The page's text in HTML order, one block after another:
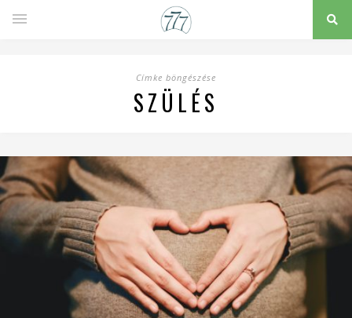
Címke böngészése
SZÜLÉS